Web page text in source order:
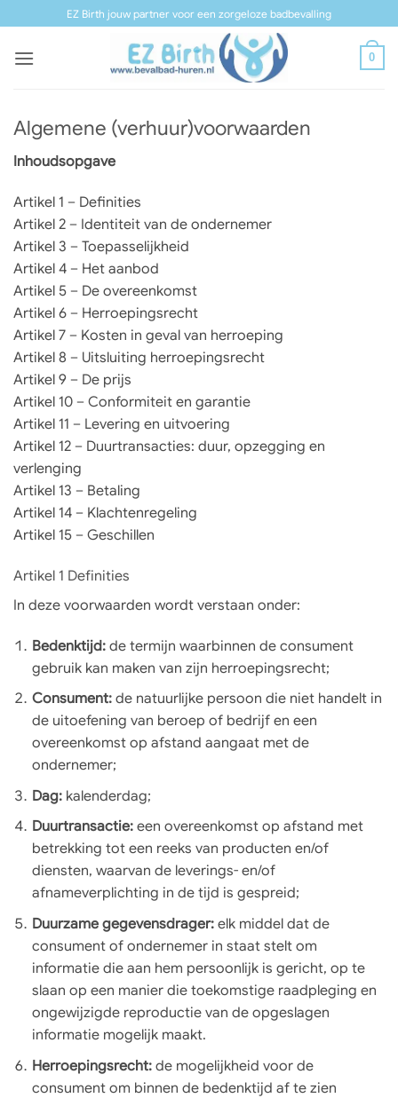
naar
inhoud
EZ Birth jouw partner voor een zorgeloze badbevalling
0
Algemene (verhuur)voorwaarden
Inhoudsopgave
Artikel 1 – Definities
Artikel 2 – Identiteit van de ondernemer
Artikel 3 – Toepasselijkheid
Artikel 4 – Het aanbod
Artikel 5 – De overeenkomst
Artikel 6 – Herroepingsrecht
Artikel 7 – Kosten in geval van herroeping
Artikel 8 – Uitsluiting herroepingsrecht
Artikel 9 – De prijs
Artikel 10 – Conformiteit en garantie
Artikel 11 – Levering en uitvoering
Artikel 12 – Duurtransacties: duur, opzegging en
verlenging
Artikel 13 – Betaling
Artikel 14 – Klachtenregeling
Artikel 15 – Geschillen
Artikel 1 Definities
In deze voorwaarden wordt verstaan onder:
Bedenktijd: de termijn waarbinnen de consument
gebruik kan maken van zijn herroepingsrecht;
Consument: de natuurlijke persoon die niet handelt in
de uitoefening van beroep of bedrijf en een
overeenkomst op afstand aangaat met de
ondernemer;
Dag: kalenderdag;
Duurtransactie: een overeenkomst op afstand met
betrekking tot een reeks van producten en/of
diensten, waarvan de leverings- en/of
afnameverplichting in de tijd is gespreid;
Duurzame gegevensdrager: elk middel dat de
consument of ondernemer in staat stelt om
informatie die aan hem persoonlijk is gericht, op te
slaan op een manier die toekomstige raadpleging en
ongewijzigde reproductie van de opgeslagen
informatie mogelijk maakt.
Herroepingsrecht: de mogelijkheid voor de
consument om binnen de bedenktijd af te zien